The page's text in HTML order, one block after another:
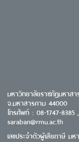
มหาวิทยาลัยราชภัฏมหาส
จ.มหาสารคาม 44000
โทรศัพท์ : 08-1747-
saraban@rmu.ac.th
เลขประจำตัวผู้เสียภาษี ม